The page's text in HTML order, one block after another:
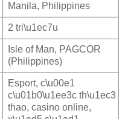
Manila, Philippines
2 tri\u1ec7u
Isle of Man, PAGCOR
(Philippines)
Esport, c\u00e1
c\u01b0\u1ee3c th\u1ec3
thao, casino online,